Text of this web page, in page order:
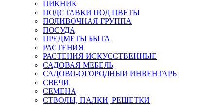
ПИКНИК
ПОДСТАВКИ ПОД ЦВЕТЫ
ПОЛИВОЧНАЯ ГРУППА
ПОСУДА
ПРЕДМЕТЫ БЫТА
РАСТЕНИЯ
РАСТЕНИЯ ИСКУССТВЕННЫЕ
САДОВАЯ МЕБЕЛЬ
САДОВО-ОГОРОДНЫЙ ИНВЕНТАРЬ
СВЕЧИ
СЕМЕНА
СТВОЛЫ, ПАЛКИ, РЕШЕТКИ